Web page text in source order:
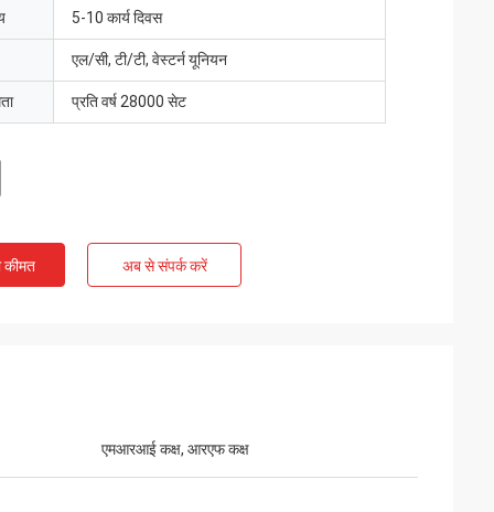
5-10 कार्य दिवस
एल/सी, टी/टी, वेस्टर्न यूनियन
प्रति वर्ष 28000 सेट
कीमत अब से संपर्क करें
एमआरआई कक्ष, आरएफ कक्ष